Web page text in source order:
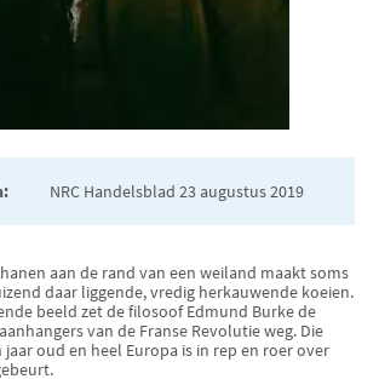
NRC Handelsblad 23 augustus 2019
aan de rand van een weiland maakt soms
daar liggende, vredig herkauwende koeien.
beeld zet de filosoof Edmund Burke de
van de Franse Revolutie weg. Die
oud en heel Europa is in rep en roer over